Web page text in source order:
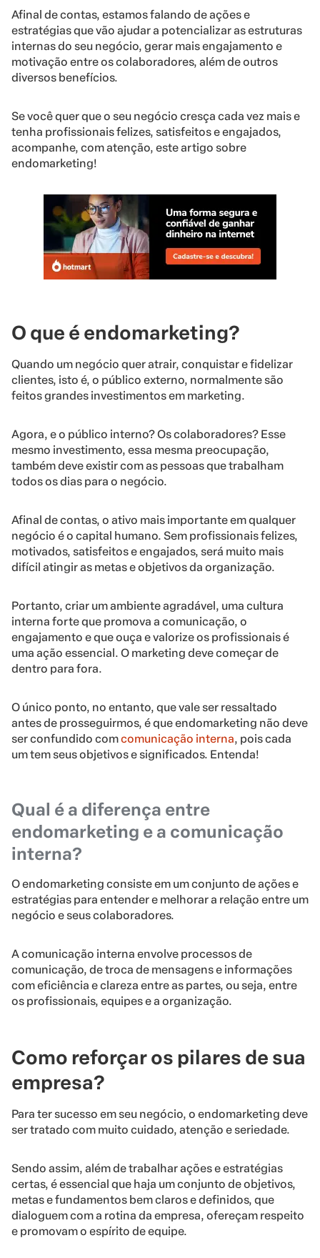
Afinal de contas, estamos falando de ações e
estratégias que vão ajudar a potencializar as estruturas
internas do seu negócio, gerar mais engajamento e
motivação entre os colaboradores, além de outros
diversos benefícios.
Se você quer que o seu negócio cresça cada vez mais e
tenha profissionais felizes, satisfeitos e engajados,
acompanhe, com atenção, este artigo sobre
endomarketing!
O que é endomarketing?
Quando um negócio quer atrair, conquistar e fidelizar
clientes, isto é, o público externo, normalmente são
feitos grandes investimentos em marketing.
Agora, e o público interno? Os colaboradores? Esse
mesmo investimento, essa mesma preocupação,
também deve existir com as pessoas que trabalham
todos os dias para o negócio.
Afinal de contas, o ativo mais importante em qualquer
negócio é o capital humano. Sem profissionais felizes,
motivados, satisfeitos e engajados, será muito mais
difícil atingir as metas e objetivos da organização.
Portanto, criar um ambiente agradável, uma cultura
interna forte que promova a comunicação, o
engajamento e que ouça e valorize os profissionais é
uma ação essencial. O marketing deve começar de
dentro para fora.
O único ponto, no entanto, que vale ser ressaltado
antes de prosseguirmos, é que endomarketing não deve
ser confundido comcomunicação interna, pois cada
um tem seus objetivos e significados. Entenda!
Qual é a diferença entre
endomarketing e a comunicação
interna?
O endomarketing consiste em um conjunto de ações e
estratégias para entender e melhorar a relação entre um
negócio e seus colaboradores.
A comunicação interna envolve processos de
comunicação, de troca de mensagens e informações
com eficiência e clareza entre as partes, ou seja, entre
os profissionais, equipes e a organização.
Como reforçar os pilares de sua
empresa?
Para ter sucesso em seu negócio, o endomarketing deve
ser tratado com muito cuidado, atenção e seriedade.
Sendo assim, além de trabalhar ações e estratégias
certas, é essencial que haja um conjunto de objetivos,
metas e fundamentos bem claros e definidos, que
dialoguem com a rotina da empresa, ofereçam respeito
e promovam o espírito de equipe.